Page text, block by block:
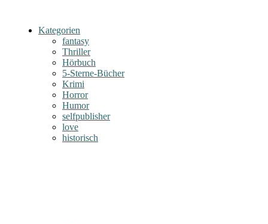
Kategorien
fantasy
Thriller
Hörbuch
5-Sterne-Bücher
Krimi
Horror
Humor
selfpublisher
love
historisch